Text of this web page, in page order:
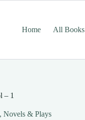
Home
All Books
– 1
Novels & Plays